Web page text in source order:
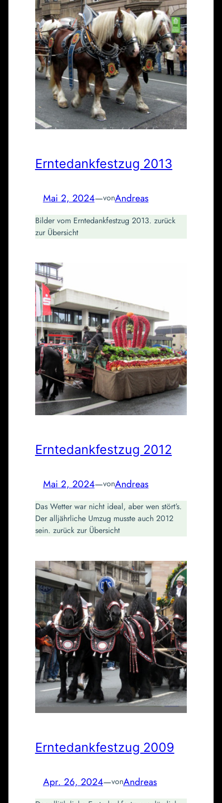
Erntedankfestzug 2013
Mai 2, 2024—vonAndreas
Bilder vom Erntedankfestzug 2013. zurück
zur Übersicht
Erntedankfestzug 2012
Mai 2, 2024—vonAndreas
Das Wetter war nicht ideal, aber wen stört’s.
Der alljährliche Umzug musste auch 2012
sein. zurück zur Übersicht
Erntedankfestzug 2009
Apr. 26, 2024—vonAndreas